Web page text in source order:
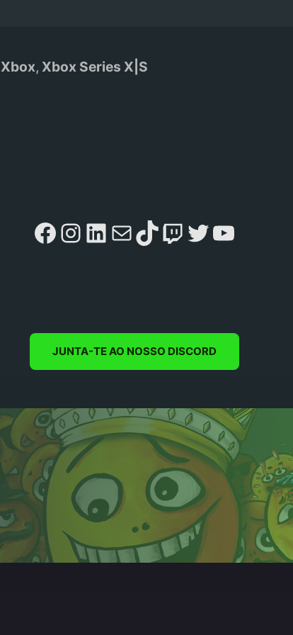
Xbox, Xbox Series X|S
Facebook
Instagram
LinkedIn
MailTikTok
Twitch
Twitter
JUNTA-TE AO NOSSO DISCORD